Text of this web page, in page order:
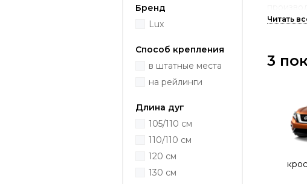
Бренд
Lux
Способ крепления
в штатные места
на рейлинги
Длина дуг
105/110 см
110/110 см
120 см
130 см
3